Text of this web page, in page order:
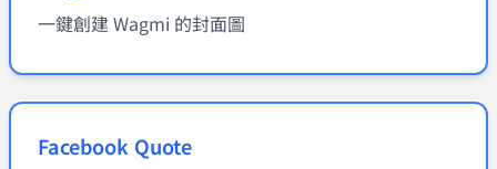
一鍵創建 Wagmi 的封面圖
Facebook Quote